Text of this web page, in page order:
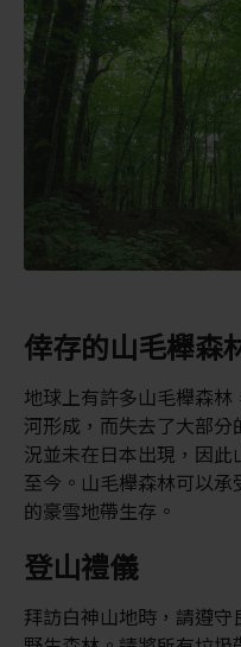
倖存的山毛櫸森
地球上有許多山毛櫸森
河形成，而失去了大部
況並未在日本出現，因
至今。山毛櫸森林可以
的豪雪地帶生存。
登山禮儀
拜訪白神山地時，請遵